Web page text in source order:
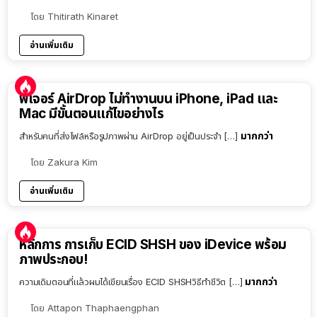
โดย Thitirath Kinaret
อ่านเพิ่มเติม
ฟีเจอร์ AirDrop ไม่ทำงานบน iPhone, iPad และ
Mac มีขั้นตอนแก้ไขอย่างไร
สำหรับคนที่ส่งไฟล์หรือรูปภาพผ่าน AirDrop อยู่เป็นประจำ […] มากกว่า
โดย Zakura Kim
อ่านเพิ่มเติม
หลักการ การเก็บ ECID SHSH ของ iDevice พร้อม
ภาพประกอบ!
ความเดิมตอนที่แล้วผมได้เขียนเรื่อง ECID SHSHวิธีทำชีวิต […] มากกว่า
โดย Attapon Thaphaengphan